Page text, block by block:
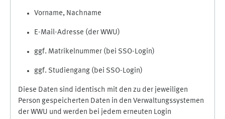
Vorname, Nachname
E-Mail-Adresse (der WWU)
ggf. Matrikelnummer (bei SSO-Login)
ggf. Studiengang (bei SSO-Login)
Diese Daten sind identisch mit den zu der jeweiligen
Person gespeicherten Daten in den Verwaltungssystemen
der WWU und werden bei jedem erneuten Login